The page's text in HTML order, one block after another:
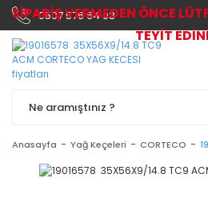
0507 576 64 03
Anasayfa Yağ Keçeleri CORTECO
SİPARİŞ VERMEDEN ÖNCE
TEYİT